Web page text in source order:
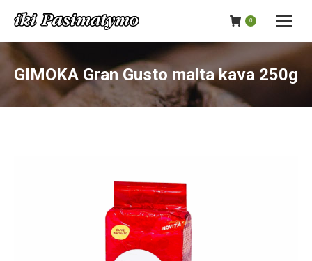
0
GIMOKA Gran Gusto malta kava 250g